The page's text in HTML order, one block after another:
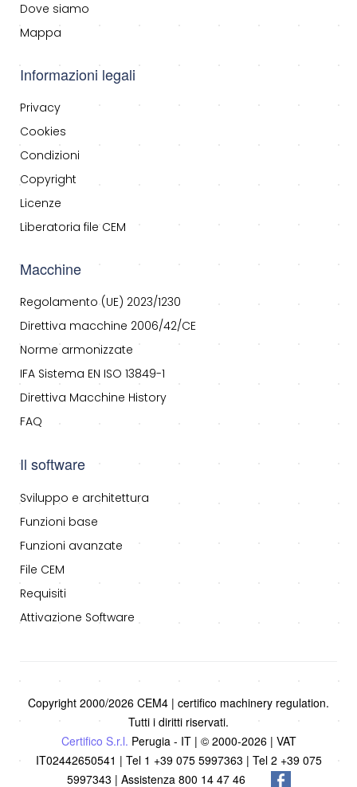
Dove siamo
Mappa
Informazioni legali
Privacy
Cookies
Condizioni
Copyright
Licenze
Liberatoria file CEM
Macchine
Regolamento (UE) 2023/1230
Direttiva macchine 2006/42/CE
Norme armonizzate
IFA Sistema EN ISO 13849-1
Direttiva Macchine History
FAQ
Il software
Sviluppo e architettura
Funzioni base
Funzioni avanzate
File CEM
Requisiti
Attivazione Software
Copyright 2000/2026 CEM4 | certifico machinery regulation.
Tutti i diritti riservati.
Certifico S.r.l. Perugia - IT | © 2000-2026 | VAT
IT02442650541 | Tel 1 +39 075 5997363 | Tel 2 +39 075
5997343 | Assistenza 800 14 47 46